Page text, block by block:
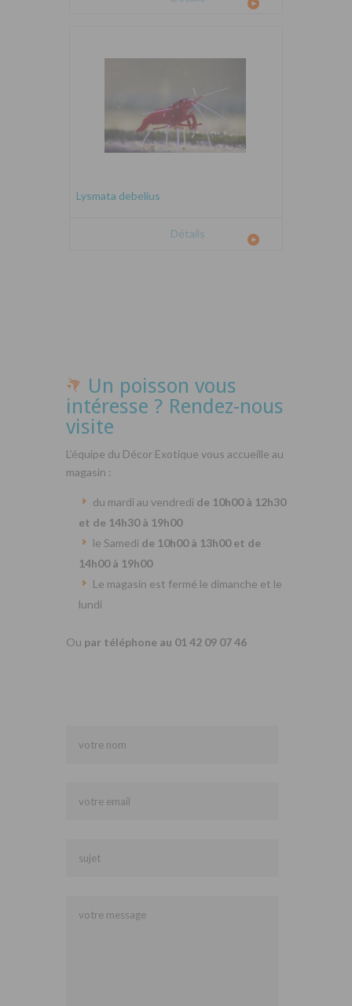
Lysmata debelius
Détails
Un poisson vous
intéresse ? Rendez-nous
visite
L’équipe du Décor Exotique vous accueille au
magasin :
du mardi au vendredi de 10h00 à 12h30
et de 14h30 à 19h00
le Samedi de 10h00 à 13h00 et de
14h00 à 19h00
Le magasin est fermé le dimanche et le
lundi
Ou par téléphone au 01 42 09 07 46